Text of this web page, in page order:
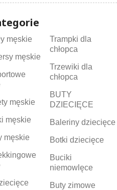
męskie
męskie
męskie
męskie
męskie
Trampki dla
chłopca
Trzewiki dla
chłopca
BUTY
DZIECIĘCE
Baleriny dziecięce
Botki dziecięce
Buciki
niemowlęce
Buty zimowe